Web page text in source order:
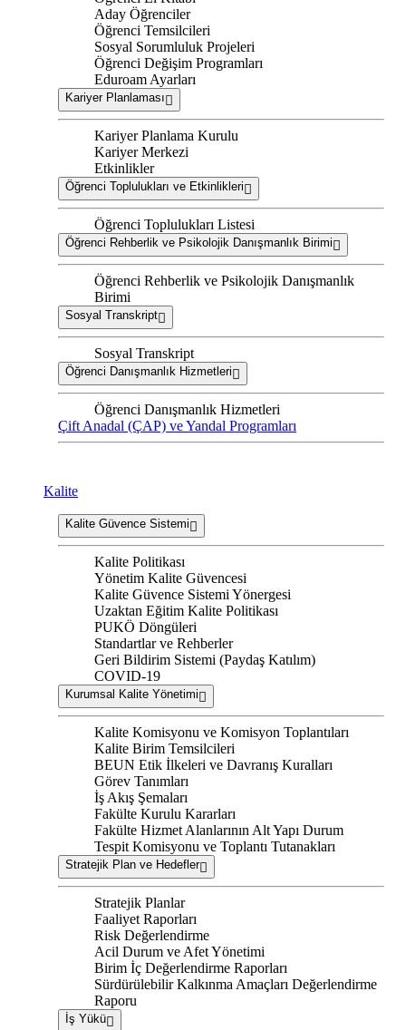
Aday Öğrenciler
Öğrenci Temsilcileri
Sosyal Sorumluluk Projeleri
Öğrenci Değişim Programları
Eduroam Ayarları
Kariyer Planlaması
Kariyer Planlama Kurulu
Kariyer Merkezi
Etkinlikler
Öğrenci Toplulukları ve Etkinlikleri
Öğrenci Toplulukları Listesi
Öğrenci Rehberlik ve Psikolojik Danışmanlık Birimi
Öğrenci Rehberlik ve Psikolojik Danışmanlık
Birimi
Sosyal Transkript
Sosyal Transkript
Öğrenci Danışmanlık Hizmetleri
Öğrenci Danışmanlık Hizmetleri
Çift Anadal (ÇAP) ve Yandal Programları
Kalite
Kalite Güvence Sistemi
Kalite Politikası
Yönetim Kalite Güvencesi
Kalite Güvence Sistemi Yönergesi
Uzaktan Eğitim Kalite Politikası
PUKÖ Döngüleri
Standartlar ve Rehberler
Geri Bildirim Sistemi (Paydaş Katılım)
COVID-19
Kurumsal Kalite Yönetimi
Kalite Komisyonu ve Komisyon Toplantıları
Kalite Birim Temsilcileri
BEUN Etik İlkeleri ve Davranış Kuralları
Görev Tanımları
İş Akış Şemaları
Fakülte Kurulu Kararları
Fakülte Hizmet Alanlarının Alt Yapı Durum
Tespit Komisyonu ve Toplantı Tutanakları
Stratejik Plan ve Hedefler
Stratejik Planlar
Faaliyet Raporları
Risk Değerlendirme
Acil Durum ve Afet Yönetimi
Birim İç Değerlendirme Raporları
Sürdürülebilir Kalkınma Amaçları Değerlendirme
Raporu
İş Yükü